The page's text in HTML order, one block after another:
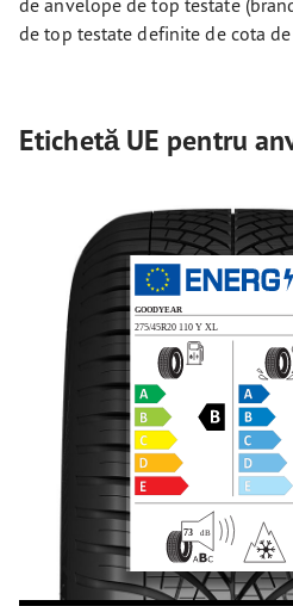
de top testate definite de cota
Etichetă UE pentru